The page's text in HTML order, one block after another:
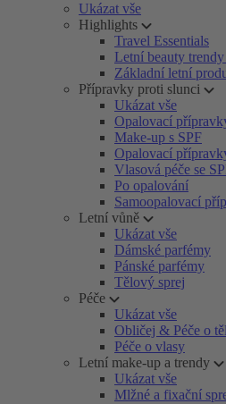
Ukázat vše
Highlights
Travel Essentials
Letní beauty
Základní letní
Přípravky proti slunci
Ukázat vše
Opalovací
Make-up s SPF
Opalovací
Vlasová péče se
Po opalování
Samoopalovací
Letní vůně
Ukázat vše
Dámské parfémy
Pánské parfémy
Tělový sprej
Péče
Ukázat vše
Obličej & Péče o
Péče o vlasy
Letní make-up a trendy
Ukázat vše
Mlžné a fixační